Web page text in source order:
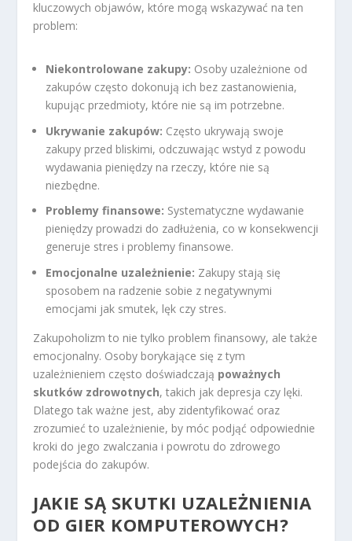
kluczowych objawów, które mogą wskazywać na ten
problem:
Niekontrolowane zakupy: Osoby uzależnione od
zakupów często dokonują ich bez zastanowienia,
kupując przedmioty, które nie są im potrzebne.
Ukrywanie zakupów: Często ukrywają swoje
zakupy przed bliskimi, odczuwając wstyd z powodu
wydawania pieniędzy na rzeczy, które nie są
niezbędne.
Problemy finansowe: Systematyczne wydawanie
pieniędzy prowadzi do zadłużenia, co w konsekwencji
generuje stres i problemy finansowe.
Emocjonalne uzależnienie: Zakupy stają się
sposobem na radzenie sobie z negatywnymi
emocjami jak smutek, lęk czy stres.
Zakupoholizm to nie tylko problem finansowy, ale także
emocjonalny. Osoby borykające się z tym
uzależnieniem często doświadczają poważnych
skutków zdrowotnych, takich jak depresja czy lęki.
Dlatego tak ważne jest, aby zidentyfikować oraz
zrozumieć to uzależnienie, by móc podjąć odpowiednie
kroki do jego zwalczania i powrotu do zdrowego
podejścia do zakupów.
JAKIE SĄ SKUTKI UZALEŻNIENIA
OD GIER KOMPUTEROWYCH?